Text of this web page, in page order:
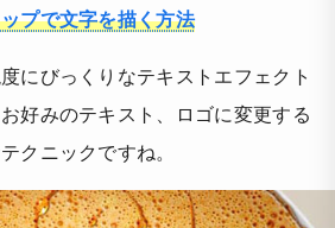
プで文字を描く方法
にびっくりなテキストエフェクト
好みのテキスト、ロゴに変更する
クニックですね。